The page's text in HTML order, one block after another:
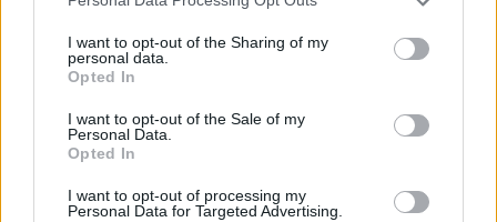
I want to opt-out of the Sharing of my
personal data.
Opted In
I want to opt-out of the Sale of my
Personal Data.
Opted In
I want to opt-out of processing my
Personal Data for Targeted Advertising.
Comunitários às famílias no âmbito
do projeto “Acolher em Comunidade”